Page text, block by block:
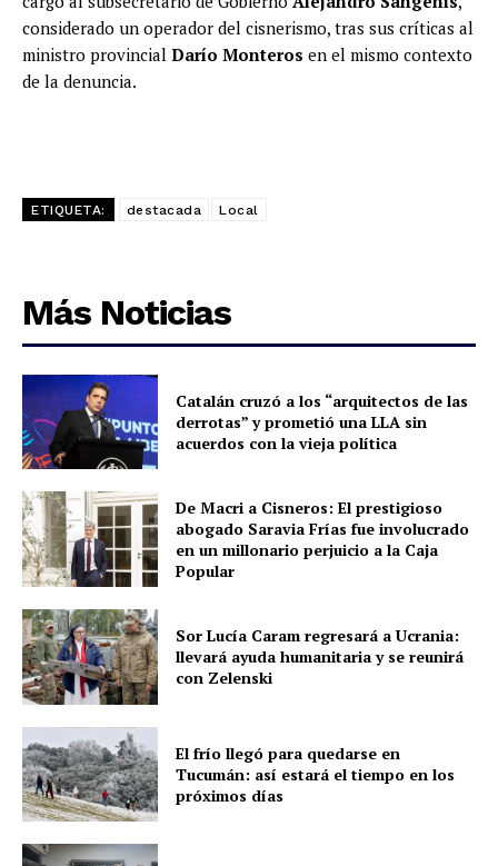
considerado un operador del cisnerismo, tras sus críticas al
ministro provincial Darío Monteros en el mismo contexto
de la denuncia.
ETIQUETA: destacada Local
Más Noticias
Catalán cruzó a los “arquitectos de las
derrotas” y prometió una LLA sin
acuerdos con la vieja política
De Macri a Cisneros: El prestigioso
abogado Saravia Frías fue involucrado
en un millonario perjuicio a la Caja
Popular
Sor Lucía Caram regresará a Ucrania:
llevará ayuda humanitaria y se reunirá
con Zelenski
El frío llegó para quedarse en
Tucumán: así estará el tiempo en los
próximos días